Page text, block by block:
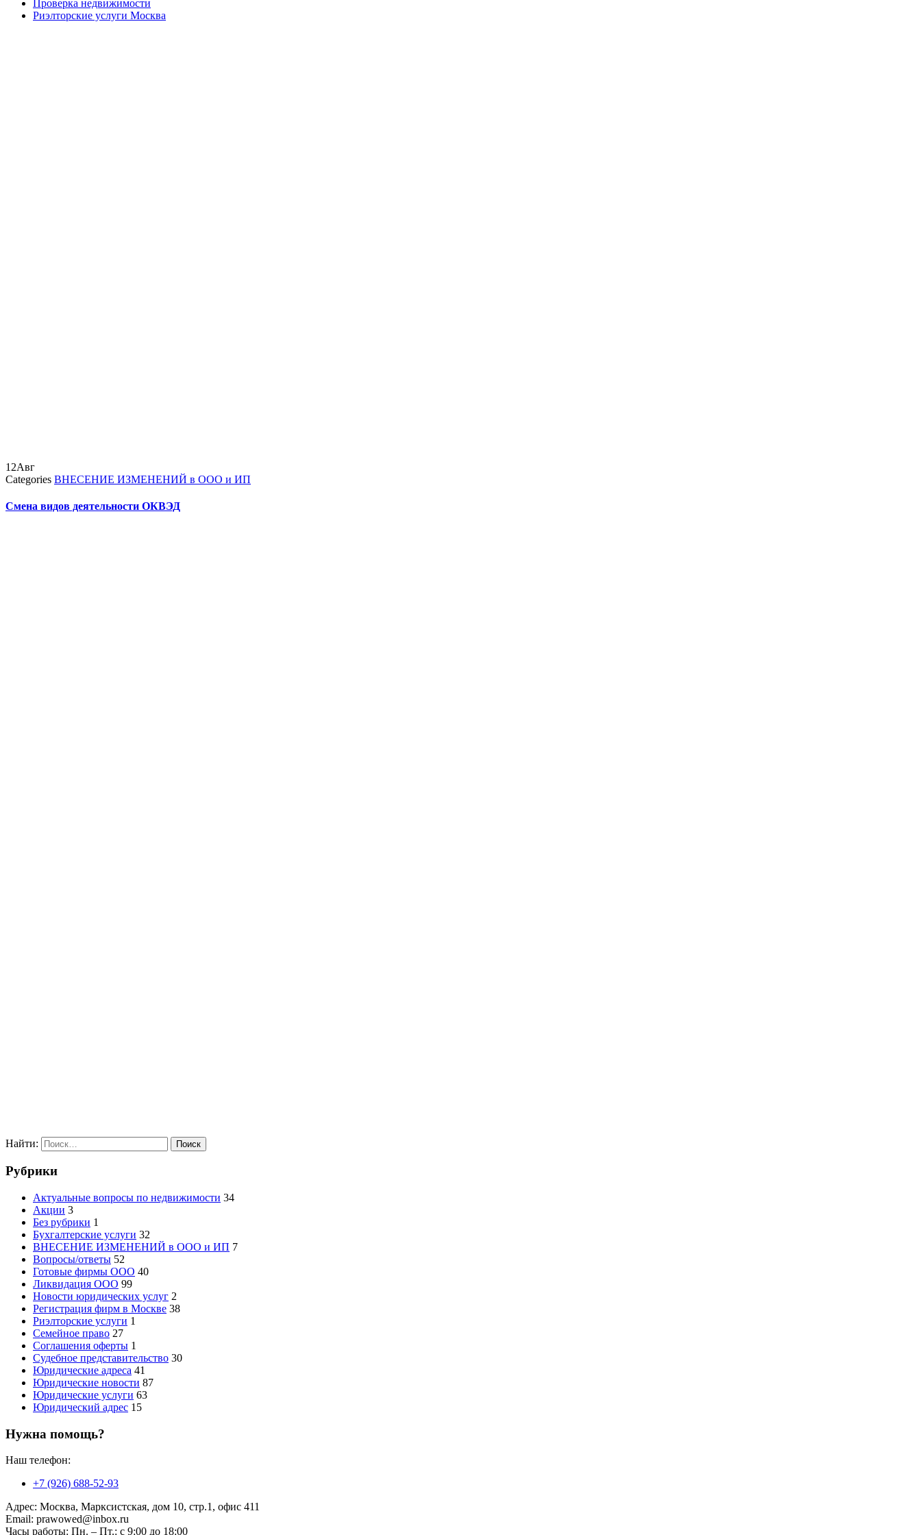
Проверка недвижимости
Риэлторские услуги Москва
12Авг
Categories ВНЕСЕНИЕ ИЗМЕНЕНИЙ в ООО и ИП
Смена видов деятельности ОКВЭД
Найти:
Рубрики
Актуальные вопросы по недвижимости 34
Акции 3
Без рубрики 1
Бухгалтерские услуги 32
ВНЕСЕНИЕ ИЗМЕНЕНИЙ в ООО и ИП 7
Вопросы/ответы 52
Готовые фирмы ООО 40
Ликвидация ООО 99
Новости юридических услуг 2
Регистрация фирм в Москве 38
Риэлторские услуги 1
Семейное право 27
Соглашения оферты 1
Судебное представительство 30
Юридические адреса 41
Юридические новости 87
Юридические услуги 63
Юридический адрес 15
Нужна помощь?
Наш телефон:
+7 (926) 688-52-93
Адрес: Москва, Марксистская, дом 10, стр.1, офис 411
Email: prawowed@inbox.ru
Часы работы: Пн. – Пт.: с 9:00 до 18:00